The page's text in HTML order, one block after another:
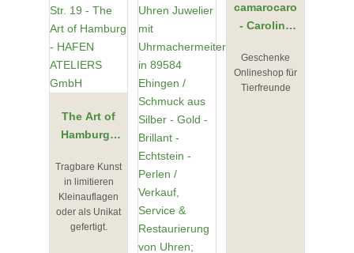
The Art of
Hamburg -
ATELIERS
GmbH
Tragbare Kunst
in limitieren
Kleinauflagen
oder als Unikat
gefertigt.
camarocaro
- Caroline
Geschenke
Onlineshop für
Tierfreunde